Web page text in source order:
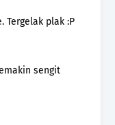
Tergelak plak :P
sengit